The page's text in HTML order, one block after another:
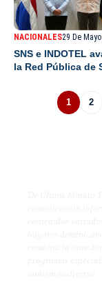
NACIONALES29 De
SNS e INDOTEL
la Red Pública de
1 2